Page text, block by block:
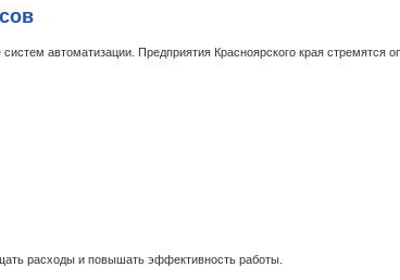
автоматизации. Предприятия Красноярского края стремятся
расходы и повышать эффективность работы.